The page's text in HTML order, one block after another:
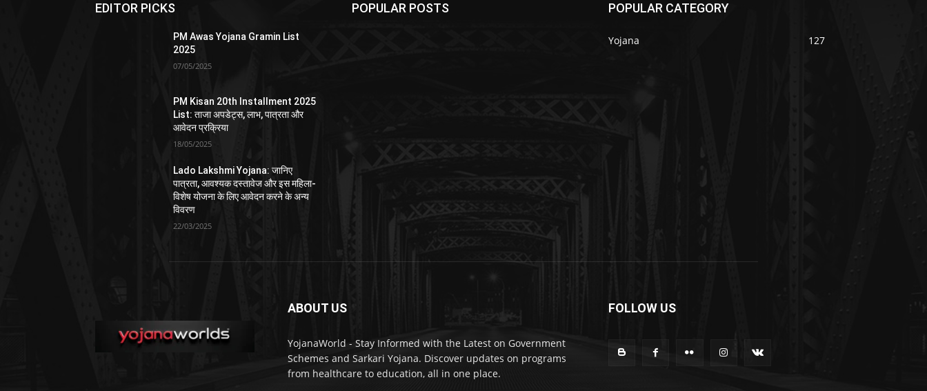
EDITOR PICKS
PM Awas Yojana Gramin List
2025
07/05/2025
PM Kisan 20th Installment 2025
List: ताजा अपडेट्स, लाभ, पात्रता और
आवेदन प्रक्रिया
18/05/2025
Lado Lakshmi Yojana: जानिए
पात्रता, आवश्यक दस्तावेज और इस महिला-
विशेष योजना के लिए आवेदन करने के अन्य
विवरण
22/03/2025
POPULAR POSTS POPULAR CATEGORY
Yojana 127
ABOUT US
YojanaWorld - Stay Informed with the Latest on Government
Schemes and Sarkari Yojana. Discover updates on programs
from healthcare to education, all in one place.
FOLLOW US